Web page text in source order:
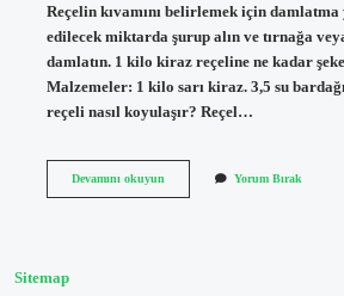
Reçelin kıvamını belirlemek için
edilecek miktarda şurup alın ve tırnağa
damlatın. 1 kilo kiraz reçeline ne kadar
Malzemeler: 1 kilo sarı kiraz. 3,5 su
reçeli nasıl koyulaşır? Reçel…
Devamını okuyunKiraz
Yorum Bırak
Sitemap